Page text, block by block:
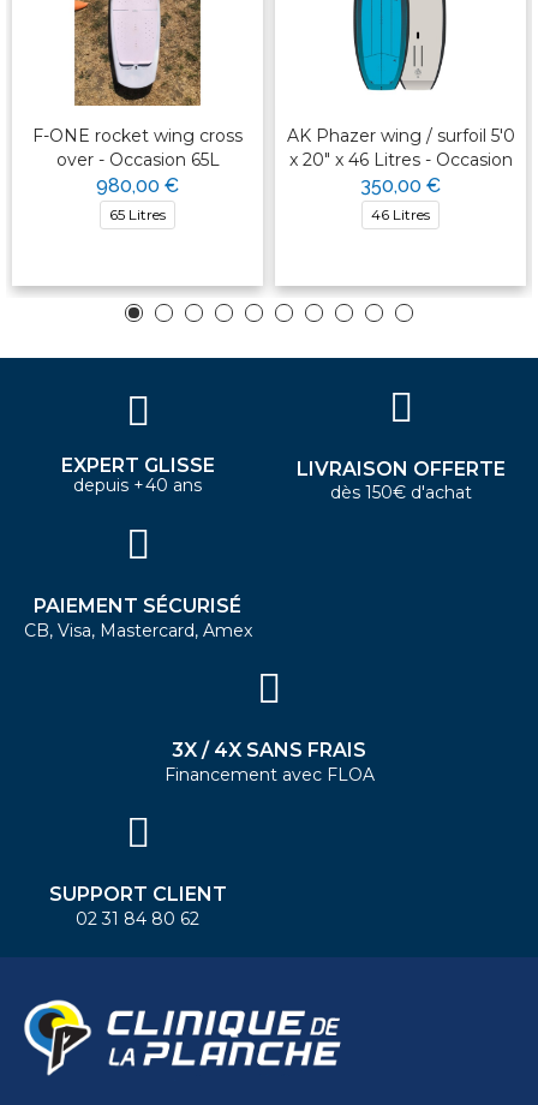
F-ONE rocket wing cross
over - Occasion 65L
980,00 €
65 Litres
AK Phazer wing / surfoil 5'0
x 20" x 46 Litres - Occasion
350,00 €
46 Litres
EXPERT GLISSE
depuis +40 ans
LIVRAISON OFFERTE
dès 150€ d'achat
PAIEMENT SÉCURISÉ
CB, Visa, Mastercard, Amex
3X / 4X SANS FRAIS
Financement avec FLOA
SUPPORT CLIENT
02 31 84 80 62